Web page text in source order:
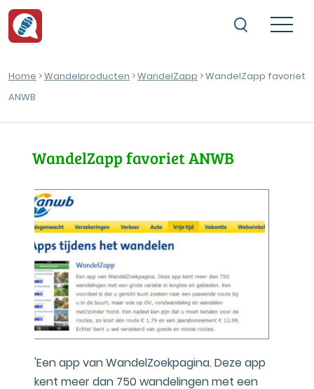
Home >Wandelproducten >WandelZapp > WandelZapp favoriet
ANWB
WandelZapp favoriet ANWB
'Een app van WandelZoekpagina. Deze app
kent meer dan 750 wandelingen met een